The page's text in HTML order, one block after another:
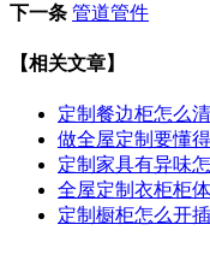
下一条 管道管件
【相关文章】
定制餐边柜怎么
做全屋定制要懂
定制家具有异味
全屋定制衣柜柜
定制橱柜怎么开